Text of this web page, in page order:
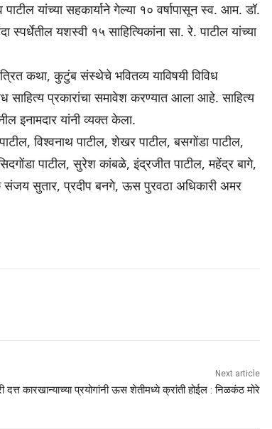
यांच्या सहकार्याने गेल्या १० वर्षापासून स्व. आम. डॉ.
यशस्वी १५ साहित्यिकांना सा. रे. पाटील यांच्या
कथा, कुटुंब संस्थेचे भवितव्य याविषयी विविध
साहित्य प्रकारांचा समावेश करण्यात आला आहे. साहित्य
इनामदार यांनी व्यक्त केला.
विश्वनाथ पाटील, शेखर पाटील, बसगोंडा पाटील,
पाटील, सुरेश कांबळे, इंद्रजीत पाटील, महेंद्र बागे,
संजय सुतार, प्रदीप बनगे, ऊस पुरवठा अधिकारी अमर
Next article
दत्त कारखान्याच्या प्रयोगांनी ऊस शेतीमध्ये क्रांती होईल : निळकंठ मोरे